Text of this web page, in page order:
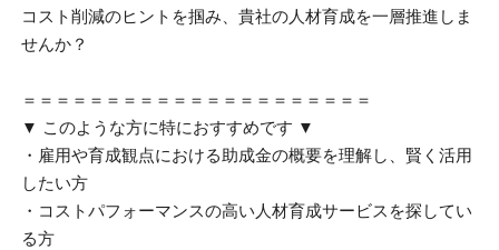
コスト削減のヒントを掴み、貴社の人材育成を一層推進しま
せんか？
＝＝＝＝＝＝＝＝＝＝＝＝＝＝＝＝＝＝＝＝＝
▼ このような方に特におすすめです ▼
・雇用や育成観点における助成金の概要を理解し、賢く活用
したい方
・コストパフォーマンスの高い人材育成サービスを探してい
る方